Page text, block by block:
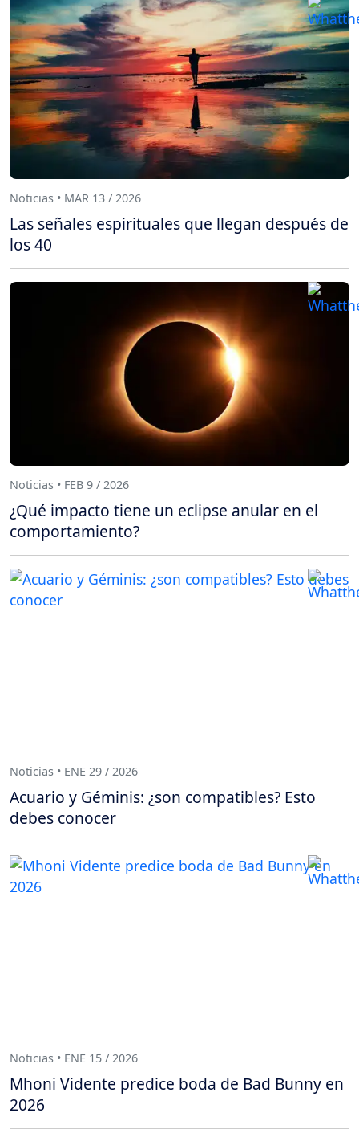
Noticias • MAR 13 / 2026
Las señales espirituales que llegan después de
los 40
Noticias • FEB 9 / 2026
¿Qué impacto tiene un eclipse anular en el
comportamiento?
Noticias • ENE 29 / 2026
Acuario y Géminis: ¿son compatibles? Esto
debes conocer
Noticias • ENE 15 / 2026
Mhoni Vidente predice boda de Bad Bunny en
2026